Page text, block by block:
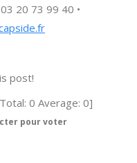
20 73 99 40 •
post!
0 Average: 0]
pour voter